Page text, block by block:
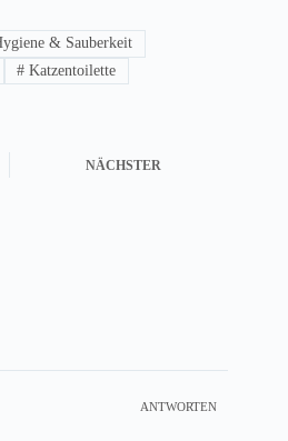
& Sauberkeit
# Katzentoilette
NÄCHSTER
ANTWORTEN